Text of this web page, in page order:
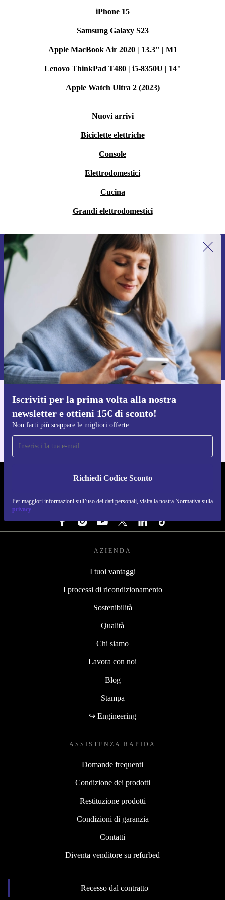
iPhone 15
Samsung Galaxy S23
Apple MacBook Air 2020 | 13.3" | M1
Lenovo ThinkPad T480 | i5-8350U | 14"
Apple Watch Ultra 2 (2023)
Nuovi arrivi
Biciclette elettriche
Console
Elettrodomestici
Cucina
Grandi elettrodomestici
Iscriviti per la prima volta alla nostra
newsletter e ottieni 15€ di sconto!
Non farti più scappare le migliori offerte
Richiedi Codice Sconto
Per maggiori informazioni sull’uso dei dati personali, visita la nostra Normativa sulla
privacy
Iscriviti per la prima volta alla nostra
newsletter e ottieni 15€ di sconto!
Non farti più scappare le migliori offerte.
Richiedi codice sconto
Per maggiori informazioni sull’uso dei dati personali, visita la nostra
Normativa sulla privacy
Scarica l'app di refurbed
Per iOS e Android
REFURBED ITALIA - RETHINK NEW.
SEGUICI SU
AZIENDA
I tuoi vantaggi
I processi di ricondizionamento
Sostenibilità
Qualità
Chi siamo
Lavora con noi
Blog
Stampa
↪ Engineering
ASSISTENZA RAPIDA
Domande frequenti
Condizione dei prodotti
Restituzione prodotti
Condizioni di garanzia
Contatti
Diventa venditore su refurbed
Recesso dal contratto